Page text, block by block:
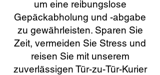
um eine reibungslose
Gepäckabholung und -abgabe
zu gewährleisten. Sparen Sie
Zeit, vermeiden Sie Stress und
reisen Sie mit unserem
zuverlässigen Tür-zu-Tür-Kurier